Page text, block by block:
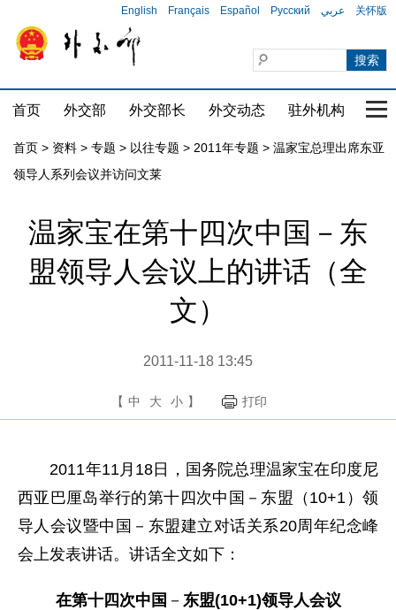
English Français Español Русский عربي 关怀版
首页 外交部 外交部长 外交动态 驻外机构 国
首页 > 资料 > 专题 > 以往专题 > 2011年专题 > 温家宝总理出席东亚
领导人系列会议并访问文莱
温家宝在第十四次中国－东
盟领导人会议上的讲话（全
文）
2011-11-18 13:45
【 中 大 小 】 打印
2011年11月18日，国务院总理温家宝在印度尼
西亚巴厘岛举行的第十四次中国－东盟（10+1）领
导人会议暨中国－东盟建立对话关系20周年纪念峰
会上发表讲话。讲话全文如下：
在第十四次中国 － 东盟(10+1)领导人会议